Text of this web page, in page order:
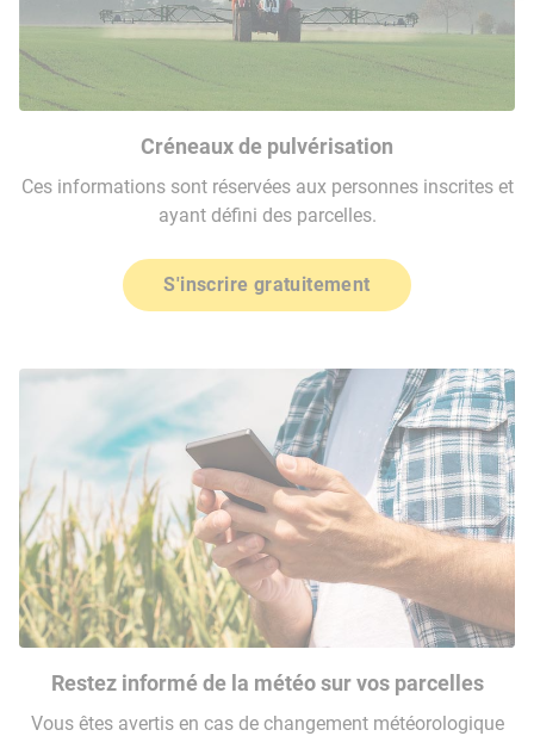
Créneaux de pulvérisation
Ces informations sont réservées aux personnes inscrites et
ayant défini des parcelles.
S'inscrire gratuitement
Restez informé de la météo sur vos parcelles
Vous êtes avertis en cas de changement météorologique